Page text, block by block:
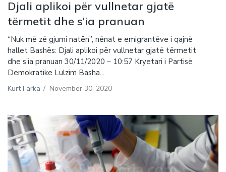
Djali aplikoi për vullnetar gjatë
tërmetit dhe s’ia pranuan
“Nuk më zë gjumi natën”, nënat e emigrantëve i qajnë
hallet Bashës: Djali aplikoi për vullnetar gjatë tërmetit
dhe s’ia pranuan 30/11/2020 – 10:57 Kryetari i Partisë
Demokratike Lulzim Basha...
Kurt Farka / November 30, 2020